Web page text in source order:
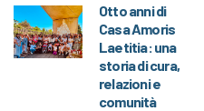
Otto anni di
Casa Amoris
Laetitia: una
storia di cura,
relazioni e
comunità